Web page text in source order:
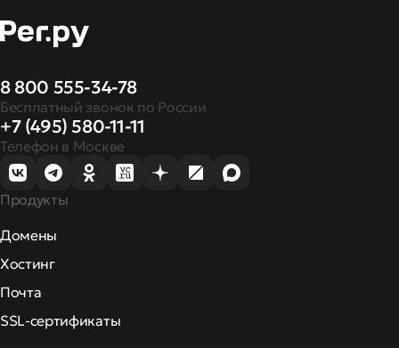
8 800 555-34-78
Бесплатный звонок по России
+7 (495) 580-11-11
Телефон в Москве
Продукты
Домены
Хостинг
Почта
SSL-сертификаты